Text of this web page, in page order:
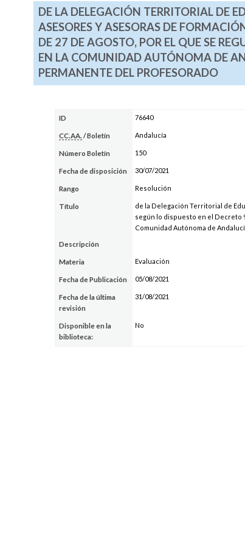
DE LA DELEGACIÓN TERRITORIAL DE
ASESORES Y ASESORAS DE
DE 27 DE AGOSTO, POR EL QUE SE
EN LA COMUNIDAD AUTÓNOMA DE
PERMANENTE DEL PROFESORADO
ID 76640
CC.AA. / Boletín Andalucía
Número Boletín 150
Fecha de disposición 30/07/2021
Rango Resolución
Título
de la Delegación Territorial de
según lo dispuesto en el Decreto
Comunidad Autónoma de
Descripción
Materia Evaluación
Fecha de Publicación 05/08/2021
Fecha de la última
revisión
31/08/2021
Disponible en la
biblioteca:
No